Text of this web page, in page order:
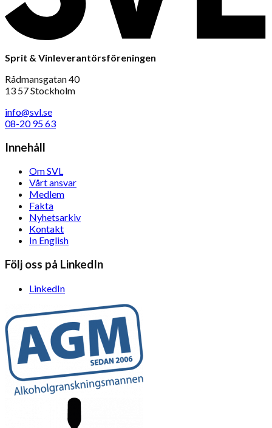
Sprit & Vinleverantörsföreningen
Rådmansgatan 40
13 57 Stockholm
info@svl.se
08-20 95 63
Innehåll
Om SVL
Vårt ansvar
Medlem
Fakta
Nyhetsarkiv
Kontakt
In English
Följ oss på LinkedIn
LinkedIn